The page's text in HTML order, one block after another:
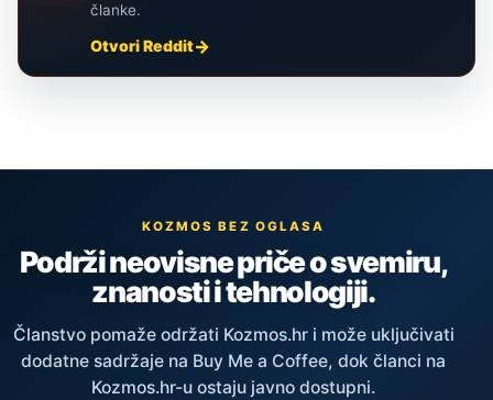
članke.
Otvori Reddit
KOZMOS BEZ OGLASA
Podrži neovisne priče o svemiru,
znanosti i tehnologiji.
Članstvo pomaže održati Kozmos.hr i može uključivati
dodatne sadržaje na Buy Me a Coffee, dok članci na
Kozmos.hr-u ostaju javno dostupni.